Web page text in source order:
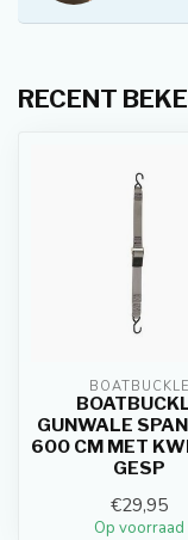
RECENT
BOATBUCKLE
GUNWALE
600 CM MET
GESP
€29,95
Op voorraad